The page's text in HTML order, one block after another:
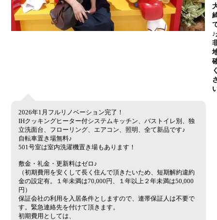
2026年1月フルリノベーション完了！
IHクッキングヒーター付システムキッチン、バストイレ別、独
立洗面台、フローリング、エアコン、照明、全て新品です♪
自転車置き場無料♪
501号室は室内洗濯機置き場もあります！
敷金・礼金・更新料はゼロ♪
（初期費用を安くして長く住んで頂きたいため、短期解約違約
金の設定有。１年未満は70,000円、１年以上２年未満は50,000
円）
保証会社の利用を入居条件としますので、連帯保証人は不要で
す。緊急連絡先を付けて頂きます。
初期費用としては、